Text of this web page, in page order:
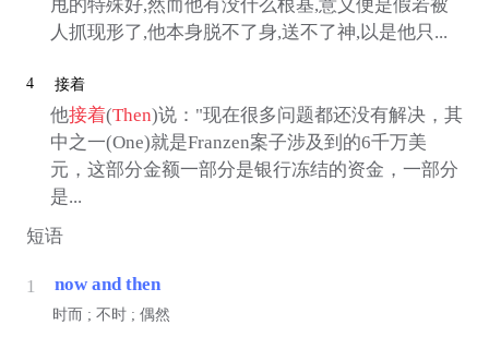
甩的特殊好,然而他有没什么根基,意义便是假若被
人抓现形了,他本身脱不了身,送不了神,以是他只...
4 接着
他接着(Then)说："现在很多问题都还没有解决，其
中之一(One)就是Franzen案子涉及到的6千万美
元，这部分金额一部分是银行冻结的资金，一部分
是...
短语
1 now and then
时而 ; 不时 ; 偶然